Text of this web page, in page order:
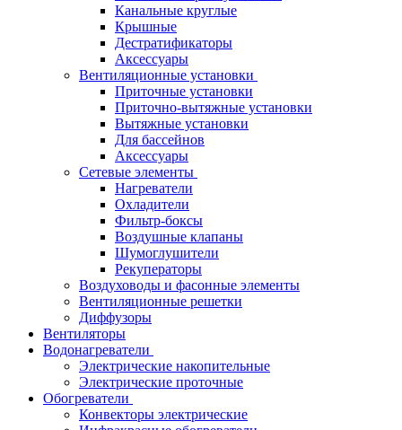
Канальные круглые
Крышные
Дестратификаторы
Аксессуары
Вентиляционные установки
Приточные установки
Приточно-вытяжные установки
Вытяжные установки
Для бассейнов
Аксессуары
Сетевые элементы
Нагреватели
Охладители
Фильтр-боксы
Воздушные клапаны
Шумоглушители
Рекуператоры
Воздуховоды и фасонные элементы
Вентиляционные решетки
Диффузоры
Вентиляторы
Водонагреватели
Электрические накопительные
Электрические проточные
Обогреватели
Конвекторы электрические